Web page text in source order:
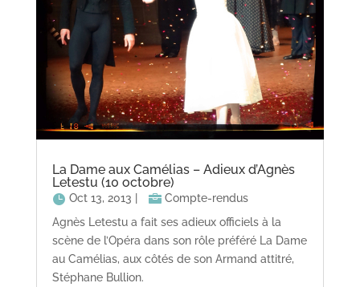
La Dame aux Camélias – Adieux d’Agnès
Letestu (10 octobre)
Oct 13, 2013
Compte-rendus
Agnès Letestu a fait ses adieux officiels à la
scène de l’Opéra dans son rôle préféré La Dame
au Camélias, aux côtés de son Armand attitré,
Stéphane Bullion.